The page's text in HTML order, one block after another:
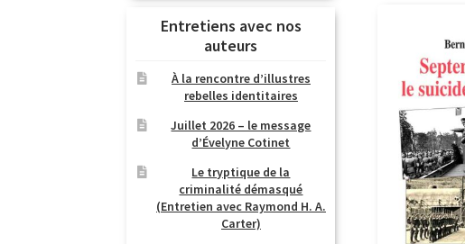
Entretiens avec nos
auteurs
À la rencontre d’illustres
rebelles identitaires
Juillet 2026 – le message
d’Évelyne Cotinet
Le tryptique de la
criminalité démasqué
(Entretien avec Raymond H. A.
Carter)